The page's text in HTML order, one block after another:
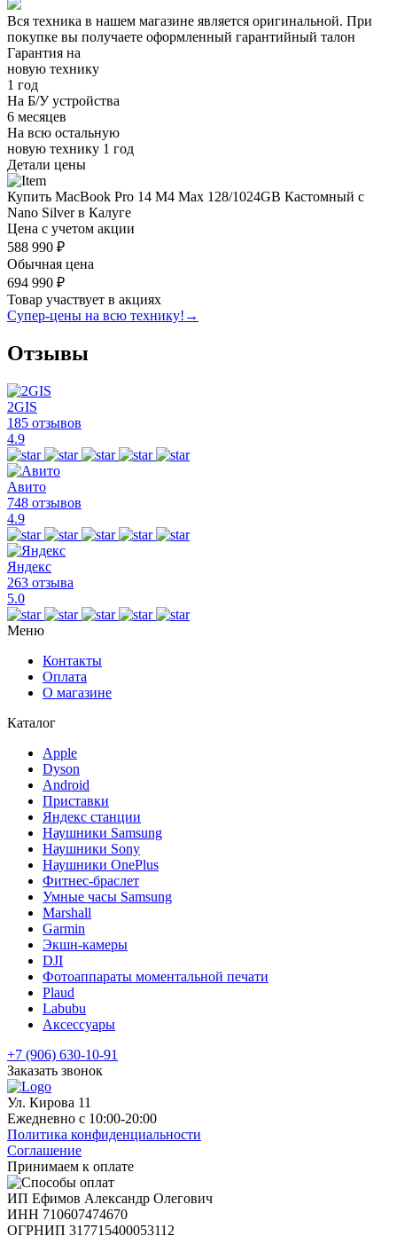
Вся техника в нашем магазине является оригинальной. При
покупке вы получаете оформленный гарантийный талон
Гарантия на
новую технику
1 год
На Б/У устройства
6 месяцев
На всю остальную
новую технику 1 год
Детали цены
Купить MacBook Pro 14 M4 Max 128/1024GB Кастомный с
Nano Silver в Калуге
Цена с учетом акции
588 990 ₽
Обычная цена
694 990 ₽
Товар участвует в акциях
Супер-цены на всю технику! →
Отзывы
2GIS
185 отзывов
4.9
Авито
748 отзывов
4.9
Яндекс
263 отзыва
5.0
Меню
Контакты
Оплата
О магазине
Каталог
Apple
Dyson
Android
Приставки
Яндекс станции
Наушники Samsung
Наушники Sony
Наушники OnePlus
Фитнес-браслет
Умные часы Samsung
Marshall
Garmin
Экшн-камеры
DJI
Фотоаппараты моментальной печати
Plaud
Labubu
Аксессуары
+7 (906) 630-10-91
Заказать звонок
Ул. Кирова 11
Ежедневно с 10:00-20:00
Политика конфиденциальности
Соглашение
Принимаем к оплате
ИП Ефимов Александр Олегович
ИНН 710607474670
ОГРНИП 317715400053112